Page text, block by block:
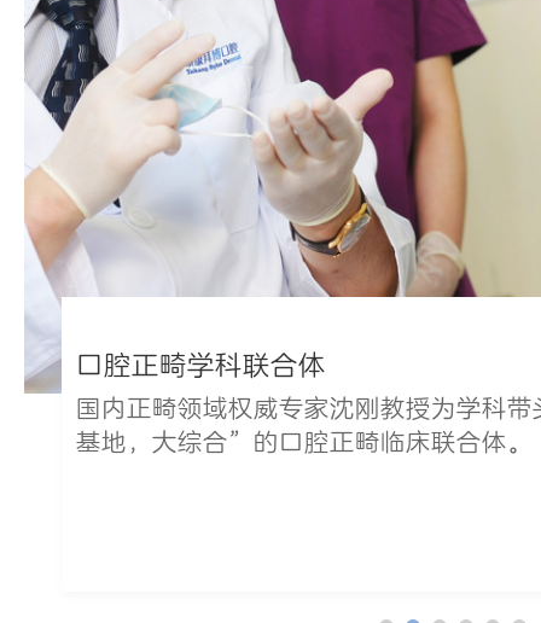
口腔正畸学科联合体
国内正畸领域权威专家沈刚教授为学科
基地，大综合”的口腔正畸临床联合体。